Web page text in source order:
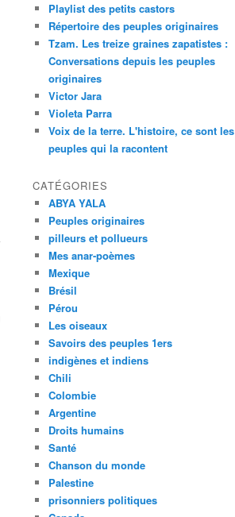
Playlist des petits castors
Répertoire des peuples originaires
Tzam. Les treize graines zapatistes :
Conversations depuis les peuples
originaires
Victor Jara
Violeta Parra
Voix de la terre. L'histoire, ce sont les
peuples qui la racontent
CATÉGORIES
ABYA YALA
Peuples originaires
pilleurs et pollueurs
Mes anar-poèmes
Mexique
Brésil
Pérou
Les oiseaux
Savoirs des peuples 1ers
indigènes et indiens
Chili
Colombie
Argentine
Droits humains
Santé
Chanson du monde
Palestine
prisonniers politiques